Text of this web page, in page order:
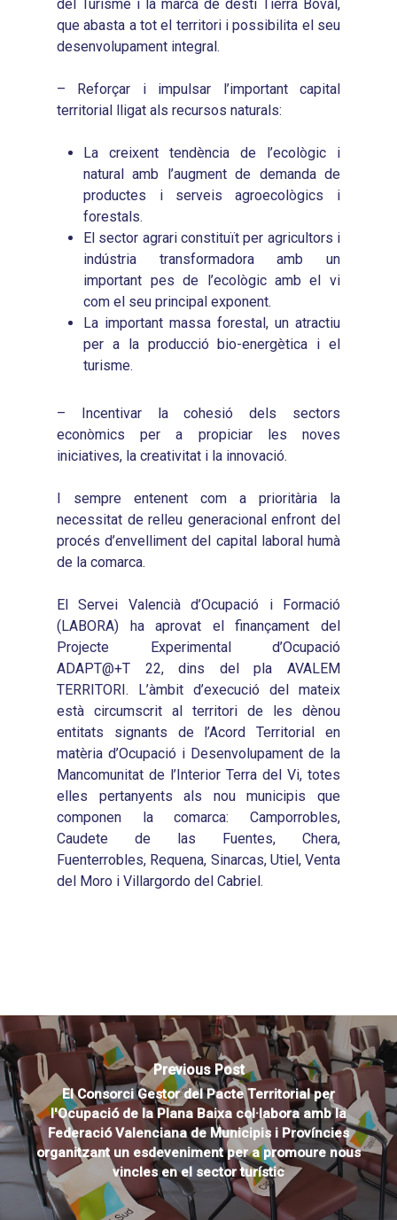
del Turisme i la marca de destí Tierra Boval,
que abasta a tot el territori i possibilita el seu
desenvolupament integral.
– Reforçar i impulsar l’important capital
territorial lligat als recursos naturals:
La creixent tendència de l’ecològic i
natural amb l’augment de demanda de
productes i serveis agroecològics i
forestals.
El sector agrari constituït per agricultors i
indústria transformadora amb un
important pes de l’ecològic amb el vi
com el seu principal exponent.
La important massa forestal, un atractiu
per a la producció bio-energètica i el
turisme.
– Incentivar la cohesió dels sectors
econòmics per a propiciar les noves
iniciatives, la creativitat i la innovació.
I sempre entenent com a prioritària la
necessitat de relleu generacional enfront del
procés d’envelliment del capital laboral humà
de la comarca.
El Servei Valencià d’Ocupació i Formació
(LABORA) ha aprovat el finançament del
Projecte Experimental d’Ocupació
ADAPT@+T 22, dins del pla AVALEM
TERRITORI. L’àmbit d’execució del mateix
està circumscrit al territori de les dènou
entitats signants de l’Acord Territorial en
matèria d’Ocupació i Desenvolupament de la
Mancomunitat de l’Interior Terra del Vi, totes
elles pertanyents als nou municipis que
componen la comarca: Camporrobles,
Caudete de las Fuentes, Chera,
Fuenterrobles, Requena, Sinarcas, Utiel, Venta
del Moro i Villargordo del Cabriel.
Previous Post
El Consorci Gestor del Pacte Territorial per
l'Ocupació de la Plana Baixa col·labora amb la
Federació Valenciana de Municipis i Províncies
organitzant un esdeveniment per a promoure nous
vincles en el sector turístic
Presentació
Què és Avalem
Missions
Diagnòstics
Objectius
Experimentals
Processos d’Innovació
Territorial
Necessitats
Formació Pactes 2022
2017
2018
2020
Publicacions
2019
2020
2021
2023
Resums Projectes
Experimentals
2024
Infografies
Infografies 2022
Infografies 2023
Pactes per
LABORA
Documentació
Audiovisuals
Noticies